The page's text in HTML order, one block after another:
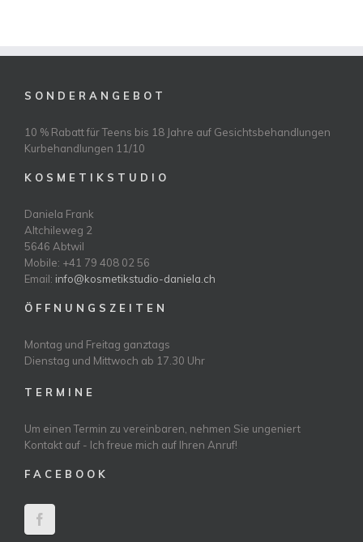
S O N D E R A N G E B O T
10 % Rabatt für Teens bis 18 Jahre auf Gesichtsbehandlungen
Kurbehandlungen 11/10
K O S M E T I K S T U D I O
Daniela Frank
Altchileweg 2
5646 Abtwil
Mobile: +41 79 408 02 56
Email: info@kosmetikstudio-daniela.ch
Ö F F N U N G S Z E I T E N
Montag und Freitag ganztags
Dienstag und Mittwoch ab 17.30 Uhr
T E R M I N E
Um einen Termin zu vereinbaren, nehmen Sie ungeniert
Kontakt auf - Ich freue mich auf Ihren Anruf!
F A C E B O O K